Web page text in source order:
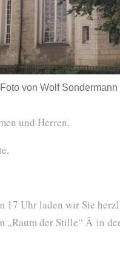
von Wolf Sondermann
und Herren,
17 Uhr laden wir Sie
„Raum der Stille“ Â in